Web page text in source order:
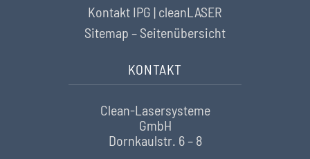
Kontakt IPG | cleanLASER
Sitemap – Seitenübersicht
KONTAKT
Clean-Lasersysteme
GmbH
Dornkaulstr. 6 – 8